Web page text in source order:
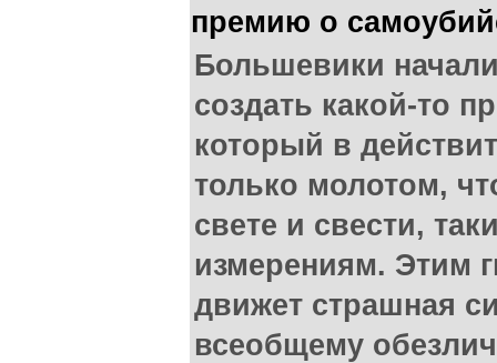
премию о
Большевики
создать какой-то
который в
только молотом,
свете и свести,
измерениям. Этим
движет страшная
всеобщему